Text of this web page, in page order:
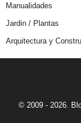
Manualidades
Jardin / Plantas
Arquitectura y
© 2009 - 2026.